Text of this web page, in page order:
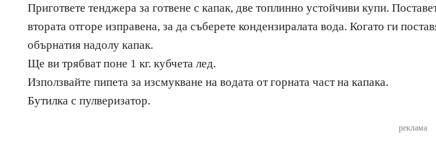
Пригответе тенджера за готвене с капак, две топлинно устойчиви купи.
втората отгоре изправена, за да съберете кондензиралата вода. Когато ги
обърнатия надолу капак.
Ще ви трябват поне 1 кг. кубчета лед.
Използвайте пипета за изсмукване на водата от горната част на капака.
Бутилка с пулверизатор.
реклама